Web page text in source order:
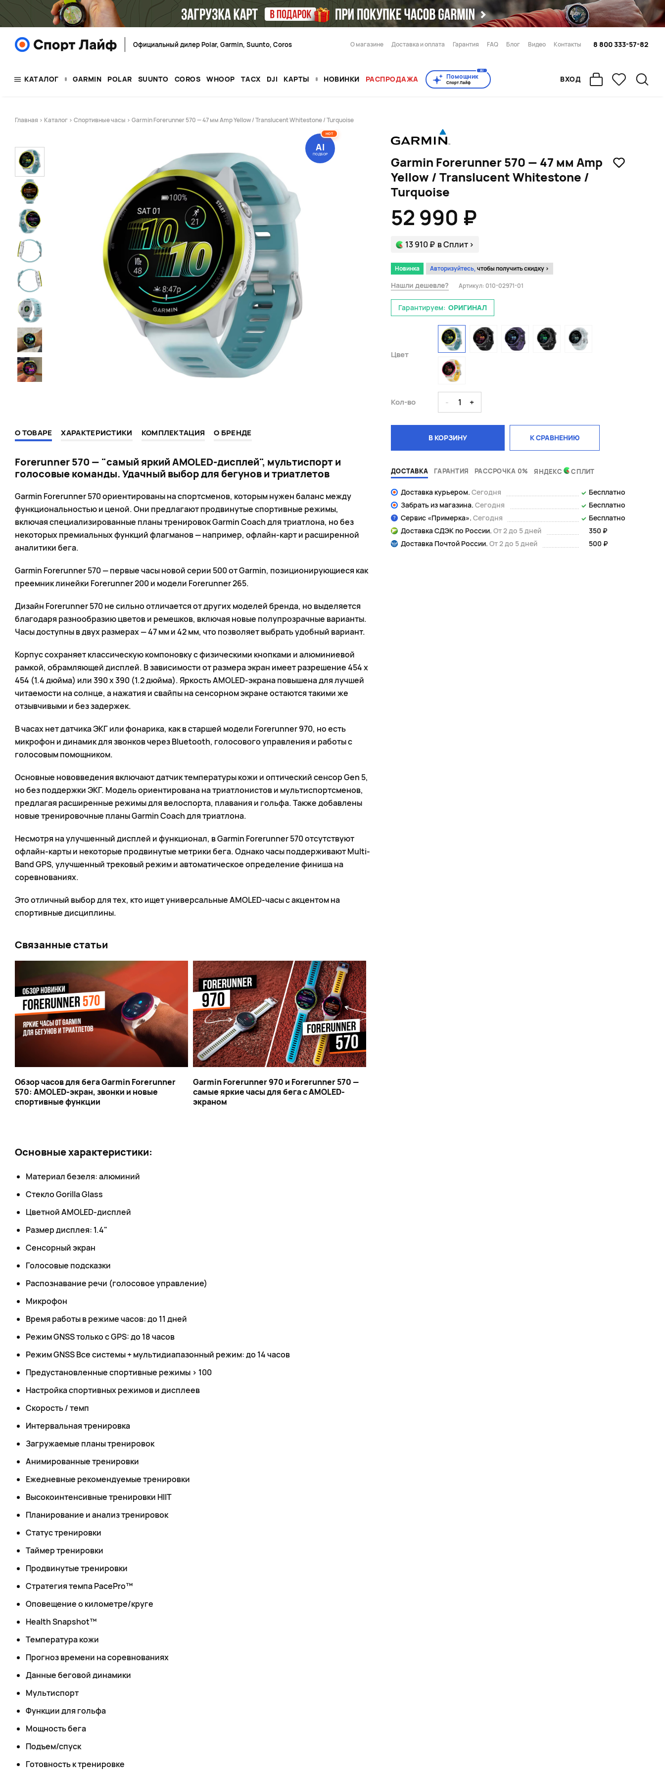
Официальный дилер Polar, Garmin, Suunto, Coros О магазине Доставка и оплата Гарантия FAQ Блог Видео Контакты 8 800 333-57-82
КАТАЛОГ GARMIN POLAR SUUNTO COROS WHOOP TACX DJI КАРТЫ НОВИНКИ РАСПРОДАЖА Помощник
Спорт Лайф
AI
ВХОД
Главная > Каталог > Спортивные часы > Garmin Forerunner 570 — 47 мм Amp Yellow / Translucent Whitestone / Turquoise
Garmin Forerunner 570 — 47 мм Amp
Yellow / Translucent Whitestone /
Turquoise
52 990 ₽
13 910 ₽ в Сплит >
Новинка Авторизуйтесь,чтобы получить скидку >
Нашли дешевле? Артикул: 010-02971-01
Гарантируем: ОРИГИНАЛ
Цвет
Кол-во - 1 +
В КОРЗИНУ К СРАВНЕНИЮ
ДОСТАВКА ГАРАНТИЯ РАССРОЧКА 0% ЯНДЕКС СПЛИТ
Доставка курьером. Сегодня
Бесплатно
Забрать из магазина. Сегодня
Бесплатно
Сервис «Примерка». Сегодня
Бесплатно
Доставка СДЭК по России. От 2 до 5 дней
350 ₽
Доставка Почтой России. От 2 до 5 дней 500 ₽
HOT
AI
ПОДБОР
О ТОВАРЕ ХАРАКТЕРИСТИКИ КОМПЛЕКТАЦИЯ О БРЕНДЕ
Forerunner 570 — "самый яркий AMOLED-дисплей", мультиспорт и
голосовые команды. Удачный выбор для бегунов и триатлетов
Garmin Forerunner 570 ориентированы на спортсменов, которым нужен баланс между
функциональностью и ценой. Они предлагают продвинутые спортивные режимы,
включая специализированные планы тренировок Garmin Coach для триатлона, но без
некоторых премиальных функций флагманов — например, офлайн-карт и расширенной
аналитики бега.
Garmin Forerunner 570 — первые часы новой серии 500 от Garmin, позиционирующиеся как
преемник линейки Forerunner 200 и модели Forerunner 265.
Дизайн Forerunner 570 не сильно отличается от других моделей бренда, но выделяется
благодаря разнообразию цветов и ремешков, включая новые полупрозрачные варианты.
Часы доступны в двух размерах — 47 мм и 42 мм, что позволяет выбрать удобный вариант.
Корпус сохраняет классическую компоновку с физическими кнопками и алюминиевой
рамкой, обрамляющей дисплей. В зависимости от размера экран имеет разрешение 454 х
454 (1.4 дюйма) или 390 х 390 (1.2 дюйма). Яркость AMOLED-экрана повышена для лучшей
читаемости на солнце, а нажатия и свайпы на сенсорном экране остаются такими же
отзывчивыми и без задержек.
В часах нет датчика ЭКГ или фонарика, как в старшей модели Forerunner 970, но есть
микрофон и динамик для звонков через Bluetooth, голосового управления и работы с
голосовым помощником.
Основные нововведения включают датчик температуры кожи и оптический сенсор Gen 5,
но без поддержки ЭКГ. Модель ориентирована на триатлонистов и мультиспортсменов,
предлагая расширенные режимы для велоспорта, плавания и гольфа. Также добавлены
новые тренировочные планы Garmin Coach для триатлона.
Несмотря на улучшенный дисплей и функционал, в Garmin Forerunner 570 отсутствуют
офлайн-карты и некоторые продвинутые метрики бега. Однако часы поддерживают Multi-
Band GPS, улучшенный трековый режим и автоматическое определение финиша на
соревнованиях.
Это отличный выбор для тех, кто ищет универсальные AMOLED-часы с акцентом на
спортивные дисциплины.
Связанные статьи
Обзор часов для бега Garmin Forerunner
570: AMOLED-экран, звонки и новые
спортивные функции
Garmin Forerunner 970 и Forerunner 570 —
самые яркие часы для бега с AMOLED-
экраном
Основные характеристики:
Материал безеля: алюминий
Стекло Gorilla Glass
Цветной AMOLED-дисплей
Размер дисплея: 1.4"
Сенсорный экран
Голосовые подсказки
Распознавание речи (голосовое управление)
Микрофон
Время работы в режиме часов: до 11 дней
Режим GNSS только с GPS: до 18 часов
Режим GNSS Все системы + мультидиапазонный режим: до 14 часов
Предустановленные спортивные режимы > 100
Настройка спортивных режимов и дисплеев
Скорость / темп
Интервальная тренировка
Загружаемые планы тренировок
Анимированные тренировки
Ежедневные рекомендуемые тренировки
Высокоинтенсивные тренировки HIIT
Планирование и анализ тренировок
Статус тренировки
Таймер тренировки
Продвинутые тренировки
Стратегия темпа PacePro™
Оповещение о километре/круге
Health Snapshot™
Температура кожи
Прогноз времени на соревнованиях
Данные беговой динамики
Мультиспорт
Функции для гольфа
Мощность бега
Подъем/спуск
Готовность к тренировке